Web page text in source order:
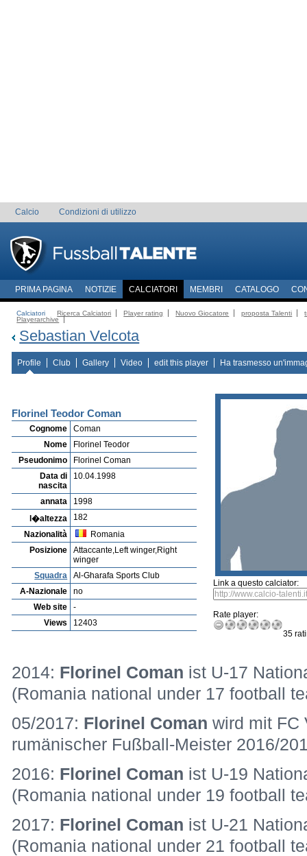
Calcio Condizioni di utilizzo
PRIMA PAGINA NOTIZIE CALCIATORI MEMBRI CATALOGO
Calciatori Ricerca Calciatori Player rating Nuovo Giocatore proposta Talenti
Playerarchive
Sebastian Velcota
Profile Club Gallery Video edit this player Ha trasmesso
Florinel Teodor Coman
Cognome
Coman
Nome
Florinel Teodor
Pseudonimo
Florinel Coman
Data di
nascita
10.04.1998
annata
1998
l�altezza
182
Nazionalità
Romania
Posizione
Attaccante,Left winger,Right
winger
Squadra
Al-Gharafa Sports Club
A-Nazionale
no
Web site
-
Views
12403
Link a questo calciator:
Rate player:
35
2014: Florinel Coman ist U-17
(Romania national under 17 football
05/2017: Florinel Coman wird mit FC
rumänischer Fußball-Meister 2016/
2016: Florinel Coman ist U-19
(Romania national under 19 football
2017: Florinel Coman ist U-21
(Romania national under 21 football